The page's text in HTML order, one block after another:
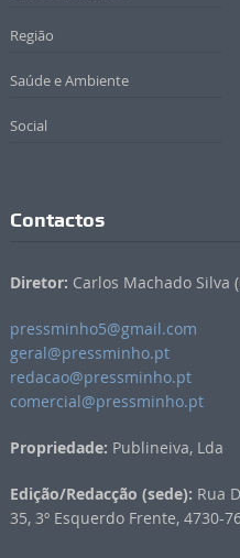
Região
Saúde e Ambiente
Social
Contactos
Diretor: Carlos Machado Silva
pressminho5@gmail.com
geral@pressminho.pt
redacao@pressminho.pt
comercial@pressminho.pt
Propriedade: Publineiva, Lda
Edição/Redacção (sede): Rua
35, 3º Esquerdo Frente, 4730-